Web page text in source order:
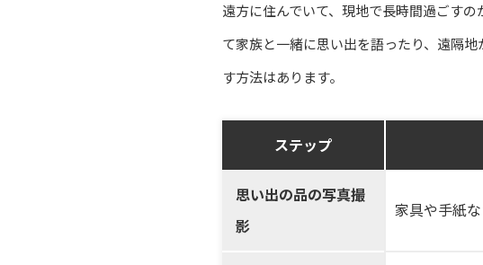
遠方に住んでいて、現地で長時間過ごす
て家族と一緒に思い出を語ったり、遠隔
す方法はあります。
ステップ
思い出の品の写真撮
影
家具や手紙